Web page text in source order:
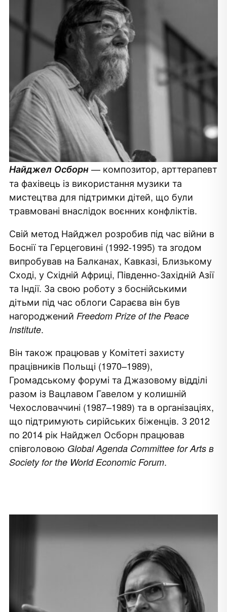
Найджел Осборн— композитор, арттерапевт
та фахівець із використання музики та
мистецтва для підтримки дітей, що були
травмовані внаслідок воєнних конфліктів.
Свій метод Найджел розробив під час війни в
Боснії та Герцеговині (1992-1995) та згодом
випробував на Балканах, Кавказі, Близькому
Сході, у Східній Африці, Південно-Західній Азії
та Індії. За свою роботу з боснійськими
дітьми під час облоги Сараєва він був
нагороджений Freedom Prize of the Peace
Institute.
Він також працював у Комітеті захисту
працівників Польщі (1970–1989),
Громадському форумі та Джазовому відділі
разом із Вацлавом Гавелом у колишній
Чехословаччині (1987–1989) та в організаціях,
що підтримують сирійських біженців. З 2012
по 2014 рік Найджел Осборн працював
співголовою Global Agenda Committee for Arts в
Society for the World Economic Forum.